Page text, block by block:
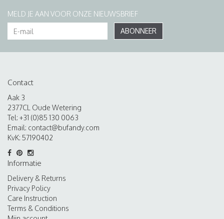
MELD JE AAN VOOR ONZE NIEUWSBRIEF
ABONNEER
Contact
Aak 3
2377CL Oude Wetering
Tel: +31 (0)85 130 0063
Email: contact@bufandy.com
KvK: 57190402
Informatie
Delivery & Returns
Privacy Policy
Care Instruction
Terms & Conditions